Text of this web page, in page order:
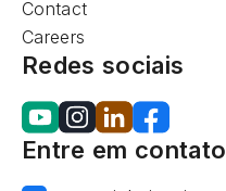
Contact
Careers
Redes sociais
Entre em contato